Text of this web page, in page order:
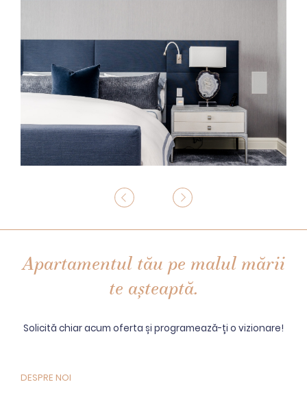
Apartamentul tău pe malul mării
te așteaptă.
Solicită chiar acum oferta și programează-ți o vizionare!
DESPRE NOI